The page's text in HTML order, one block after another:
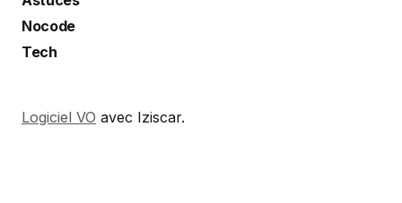
Nocode
Tech
Logiciel VO avec Iziscar.